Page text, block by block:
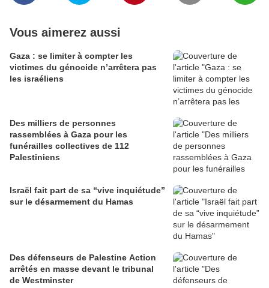
Vous aimerez aussi
Gaza : se limiter à compter les
victimes du génocide n’arrêtera pas
les israéliens
Des milliers de personnes
rassemblées à Gaza pour les
funérailles collectives de 112
Palestiniens
Israël fait part de sa “vive inquiétude”
sur le désarmement du Hamas
Des défenseurs de Palestine Action
arrêtés en masse devant le tribunal
de Westminster